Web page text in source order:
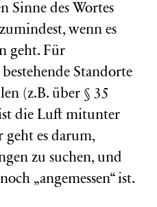
Sinne des Wortes
wenn es
geht. Für
Standorte
(z.B. über § 35
die Luft mitunter
es darum,
zu suchen, und
„angemessen“ ist.